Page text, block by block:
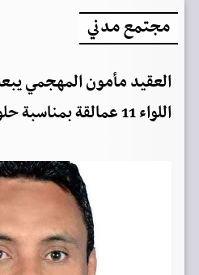
مجتمع مدني
العقيد مأمون المهجمي
اللواء 11 عمالقة بمناسبة حلول شهر رمضان